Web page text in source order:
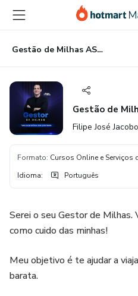
para
conteúdo
principal
para
pagamento
para
rodapé
Gestão de Milhas ASDM
Gestão de
Filipe José
Formato: Cursos Online e Serviços
Idioma: Português
Serei o seu Gestor de Milhas.
como cuido das minhas!
Meu objetivo é te ajudar a
barata.